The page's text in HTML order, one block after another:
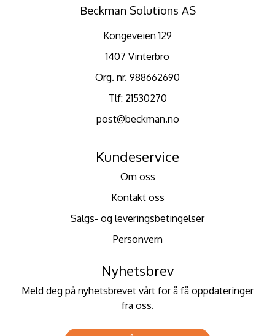
Beckman Solutions AS
Kongeveien 129
1407 Vinterbro
Org. nr. 988662690
Tlf: 21530270
post@beckman.no
Kundeservice
Om oss
Kontakt oss
Salgs- og leveringsbetingelser
Personvern
Nyhetsbrev
Meld deg på nyhetsbrevet vårt for å få oppdateringer
fra oss.